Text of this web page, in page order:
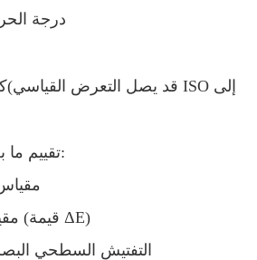
درجة
(قد يصل التعرض القياسي ISO إلى
تقييم ما بعد الاختبار باستخدام:
مقياس الطيف الضوئي (قيمة ΔE)
التفتيش السطحي